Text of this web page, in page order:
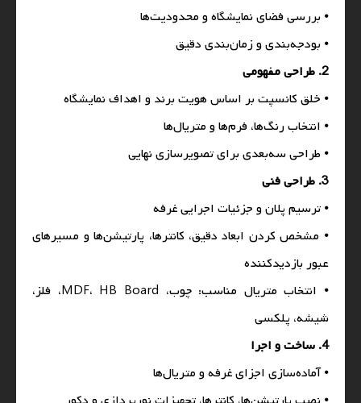
⦁ بررسی فضای نمایشگاه و محدودیت‌ها
⦁ بودجه‌بندی و زمان‌بندی دقیق
2. طراحی مفهومی
⦁ خلق کانسپت بر اساس هویت برند و اهداف نمایشگاه
⦁ انتخاب رنگ‌ها، فرم‌ها و متریال‌ها
⦁ طراحی سه‌بعدی برای تصویرسازی نهایی
3. طراحی فنی
⦁ ترسیم پلان و جزئیات اجرایی غرفه
⦁ مشخص کردن ابعاد دقیق، کانترها، پارتیشن‌ها و مسیرهای
عبور بازدیدکننده
⦁ انتخاب متریال مناسب: چوب، MDF، HB Board، فلز،
شیشه، پلکسی
4. ساخت و اجرا
⦁ آماده‌سازی اجزای غرفه و متریال‌ها